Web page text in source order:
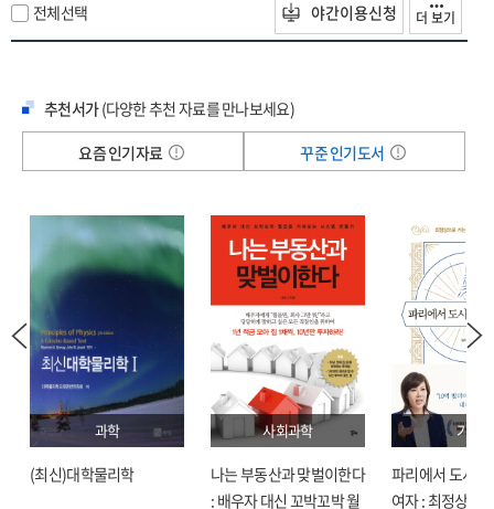
전체선택 야간이용신청 더 보기
추천서가(다양한 추천 자료를 만나보세요)
요즘 인기자료
꾸준 인기도서
과학
(최신)대학물리학
사회과학
나는 부동산과 맞벌이한다
: 배우자 대신 꼬박꼬박 월
기술
파리에서 도시락
여자 : 최정상으